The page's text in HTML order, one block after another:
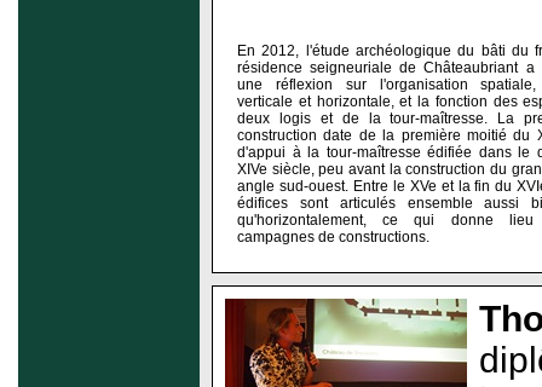
En 2012, l'étude archéologique du bâti du
résidence seigneuriale de Châteaubriant a
une réflexion sur l'organisation
verticale et horizontale, et la fonction des
deux logis et de la tour-maîtresse. La
construction date de la première moitié du
d'appui à la tour-maîtresse édifiée dans le
XIVe siècle, peu avant la construction du
angle sud-ouest. Entre le XVe et la fin du
édifices sont articulés ensemble aussi
qu'horizontalement, ce qui donne lieu
campagnes de constructions.